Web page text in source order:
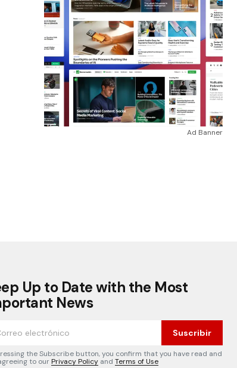
Ad Banner
Up to Date with the Most
News
Suscribir
the Subscribe button, you confirm that you have read and
to ourPrivacy Policy and Terms of Use